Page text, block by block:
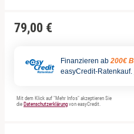
79,00 €
Finanzieren ab 200€
easyCredit-Ratenkauf.
Mit dem Klick auf "Mehr Infos" akzeptieren Sie
die Datenschutzerklärung von easyCredit.
Schleswig-Holstein
Thüringen